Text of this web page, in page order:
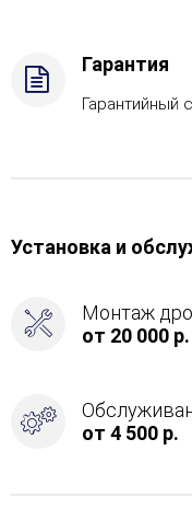
тыла
Гарантия
Гарантийный
Установка и
Монтаж
от 20 000 р.
от 4 500 р.